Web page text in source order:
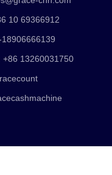
10 69366912
+86 13260031750